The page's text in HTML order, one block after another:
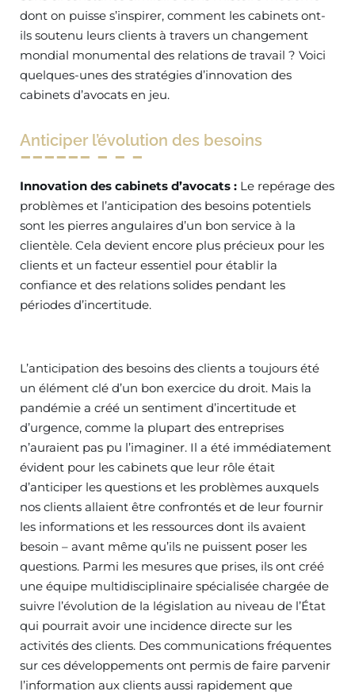
dont on puisse s’inspirer, comment les cabinets ont-
ils soutenu leurs clients à travers un changement
mondial monumental des relations de travail ? Voici
quelques-unes des stratégies d’innovation des
cabinets d’avocats en jeu.
Anticiper l’évolution des besoins
Innovation des cabinets d’avocats : Le repérage des
problèmes et l’anticipation des besoins potentiels
sont les pierres angulaires d’un bon service à la
clientèle. Cela devient encore plus précieux pour les
clients et un facteur essentiel pour établir la
confiance et des relations solides pendant les
périodes d’incertitude.
L’anticipation des besoins des clients a toujours été
un élément clé d’un bon exercice du droit. Mais la
pandémie a créé un sentiment d’incertitude et
d’urgence, comme la plupart des entreprises
n’auraient pas pu l’imaginer. Il a été immédiatement
évident pour les cabinets que leur rôle était
d’anticiper les questions et les problèmes auxquels
nos clients allaient être confrontés et de leur fournir
les informations et les ressources dont ils avaient
besoin – avant même qu’ils ne puissent poser les
questions. Parmi les mesures que prises, ils ont créé
une équipe multidisciplinaire spécialisée chargée de
suivre l’évolution de la législation au niveau de l’État
qui pourrait avoir une incidence directe sur les
activités des clients. Des communications fréquentes
sur ces développements ont permis de faire parvenir
l’information aux clients aussi rapidement que